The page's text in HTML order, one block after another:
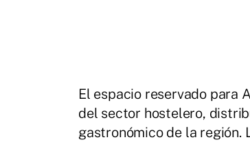
El espacio reservado para
del sector hostelero,
gastronómico de la región.